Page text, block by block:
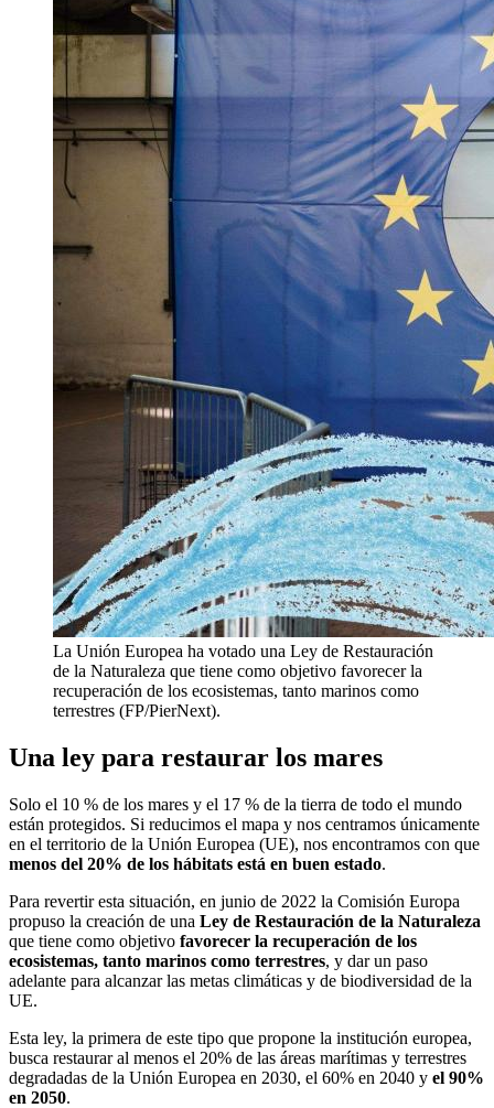
La Unión Europea ha votado una Ley de Restauración
de la Naturaleza que tiene como objetivo favorecer la
recuperación de los ecosistemas, tanto marinos como
terrestres (FP/PierNext).
Una ley para restaurar los mares
Solo el 10 % de los mares y el 17 % de la tierra de todo el mundo
están protegidos. Si reducimos el mapa y nos centramos únicamente
en el territorio de la Unión Europea (UE), nos encontramos con que
menos del 20% de los hábitats está en buen estado.
Para revertir esta situación, en junio de 2022 la Comisión Europa
propuso la creación de una Ley de Restauración de la Naturaleza
que tiene como objetivo favorecer la recuperación de los
ecosistemas, tanto marinos como terrestres, y dar un paso
adelante para alcanzar las metas climáticas y de biodiversidad de la
UE.
Esta ley, la primera de este tipo que propone la institución europea,
busca restaurar al menos el 20% de las áreas marítimas y terrestres
degradadas de la Unión Europea en 2030, el 60% en 2040 y el 90%
en 2050.